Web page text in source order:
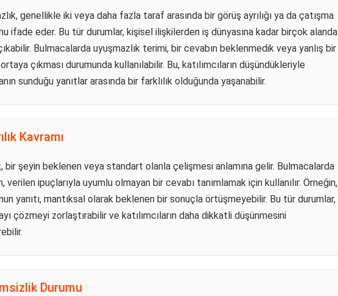
genellikle iki veya daha fazla taraf arasında bir görüş ayrılığı ya da çatışma
ifade eder. Bu tür durumlar, kişisel ilişkilerden iş dünyasına kadar birçok alanda
Bulmacalarda uyuşmazlık terimi, bir cevabın beklenmedik veya yanlış bir
çıkması durumunda kullanılabilir. Bu, katılımcıların düşündükleriyle
sunduğu yanıtlar arasında bir farklılık olduğunda yaşanabilir.
Kavramı
bir şeyin beklenen veya standart olanla çelişmesi anlamına gelir. Bulmacalarda
verilen ipuçlarıyla uyumlu olmayan bir cevabı tanımlamak için kullanılır. Örneğin,
yanıtı, mantıksal olarak beklenen bir sonuçla örtüşmeyebilir. Bu tür durumlar,
çözmeyi zorlaştırabilir ve katılımcıların daha dikkatli düşünmesini
Durumu